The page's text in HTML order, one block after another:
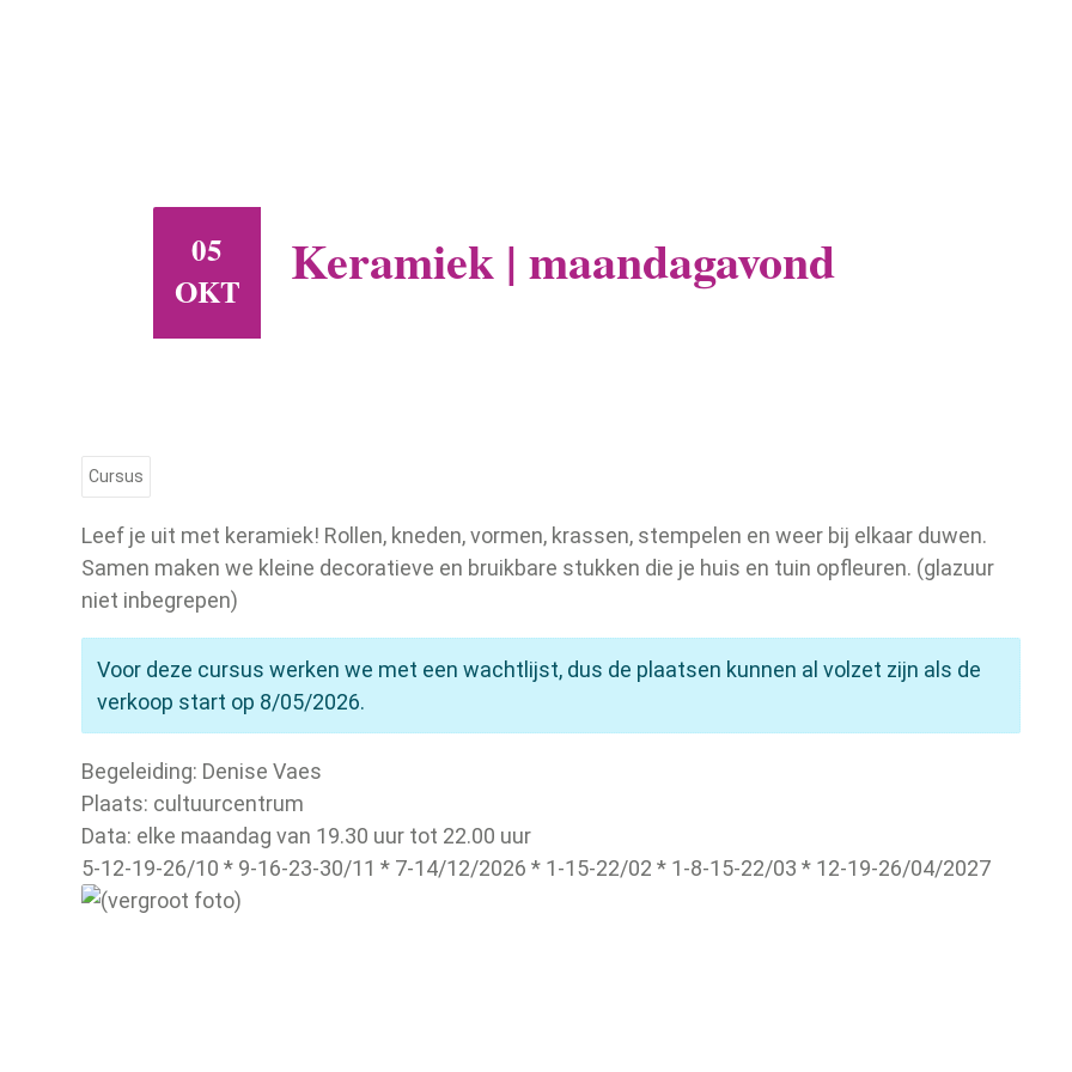
05
OKT
Keramiek | maandagavond
Cursus
Leef je uit met keramiek! Rollen, kneden, vormen, krassen, stempelen en weer bij elkaar duwen.
Samen maken we kleine decoratieve en bruikbare stukken die je huis en tuin opfleuren. (glazuur
niet inbegrepen)
Voor deze cursus werken we met een wachtlijst, dus de plaatsen kunnen al volzet zijn als de
verkoop start op 8/05/2026.
Begeleiding: Denise Vaes
Plaats: cultuurcentrum
Data: elke maandag van 19.30 uur tot 22.00 uur
5-12-19-26/10 * 9-16-23-30/11 * 7-14/12/2026 * 1-15-22/02 * 1-8-15-22/03 * 12-19-26/04/2027